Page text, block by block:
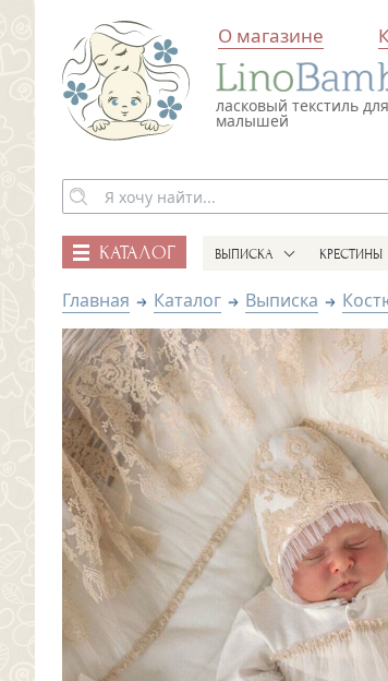
ласковый текстиль для
малышей
О магазине
КАТАЛОГ ВЫПИСКА КРЕСТИНЫ
Главная Каталог Выписка